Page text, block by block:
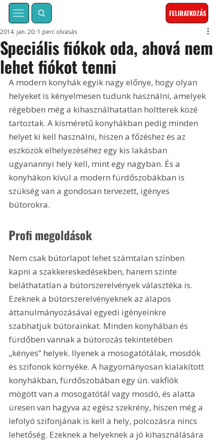
FELIRATKOZÁS
Speciális fiókok oda, ahová nem
lehet fiókot tenni
2014. jan. 20. 1 perc olvasás
A modern konyhák egyik nagy előnye, hogy olyan
helyeket is kényelmesen tudunk használni, amelyek
régebben még a kihasználhatatlan holtterek közé
tartoztak. A kisméretű konyhákban pedig minden
helyet ki kell használni, hiszen a főzéshez és az
eszközök elhelyezéséhez egy kis lakásban
ugyanannyi hely kell, mint egy nagyban. És a
konyhákon kívül a modern fürdőszobákban is
szükség van a gondosan tervezett, igényes
bútorokra.
Profi megoldások
Nem csak bútorlapot lehet számtalan színben
kapni a szakkereskedésekben, hanem szinte
beláthatatlan a bútorszerelvények választéka is.
Ezeknek a bútorszerelvényeknek az alapos
áttanulmányozásával egyedi igényeinkre
szabhatjuk bútorainkat. Minden konyhában és
fürdőben vannak a bútorozás tekintetében
„kényes” helyek. Ilyenek a mosogatótálak, mosdók
és szifonok környéke. A hagyományosan kialakított
konyhákban, fürdőszobában egy ún. vakfiók
mögött van a mosogatótál vagy mosdó, és alatta
üresen van hagyva az egész szekrény, hiszen még a
lefolyó szifonjának is kell a hely, polcozásra nincs
lehetőség. Ezeknek a helyeknek a jó kihasználására